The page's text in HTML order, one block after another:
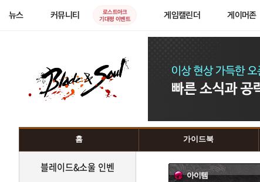
뉴스 커뮤니티
로스트아크
기대평 이벤트
게임캘린더 게이머존
홈 가이드북
블레이드&소울 인벤
아이템